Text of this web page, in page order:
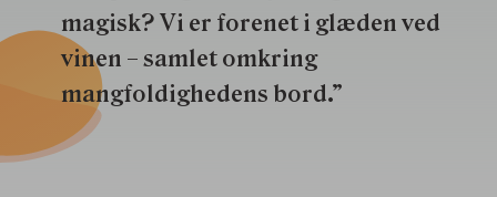
magisk? Vi er forenet i glæden ved
vinen – samlet omkring
mangfoldighedens bord.”